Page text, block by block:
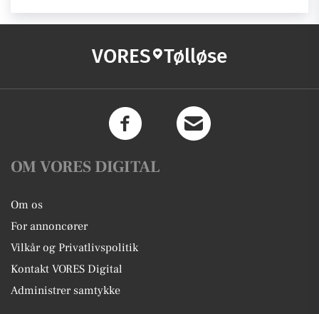
VORES Tølløse
OM VORES DIGITAL
Om os
For annoncører
Vilkår og Privatlivspolitik
Kontakt VORES Digital
Administrer samtykke